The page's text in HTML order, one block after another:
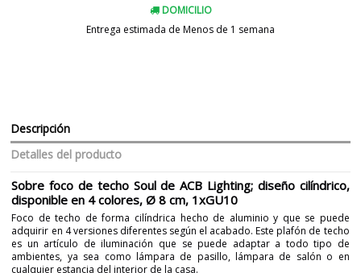
DOMICILIO
Entrega estimada de Menos de 1 semana
Descripción
Detalles del producto
Sobre foco de techo Soul de ACB Lighting; diseño cilíndrico,
disponible en 4 colores, Ø 8 cm, 1xGU10
Foco de techo de forma cilíndrica hecho de aluminio y que se puede
adquirir en 4 versiones diferentes según el acabado. Este plafón de techo
es un artículo de iluminación que se puede adaptar a todo tipo de
ambientes, ya sea como lámpara de pasillo, lámpara de salón o en
cualquier estancia del interior de la casa.